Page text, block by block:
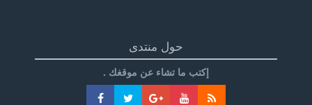
حول منتدى
إكتب ما تشاء عن موقغك .